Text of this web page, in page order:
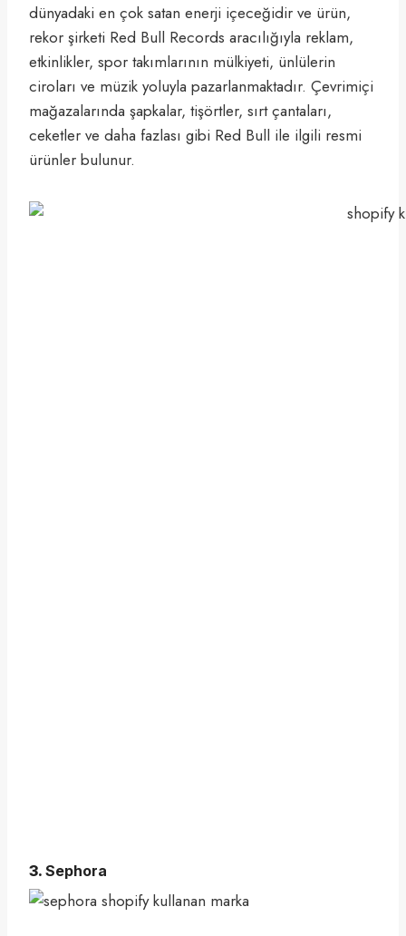
dünyadaki en çok satan enerji içeceğidir ve ürün,
rekor şirketi Red Bull Records aracılığıyla reklam,
etkinlikler, spor takımlarının mülkiyeti, ünlülerin
ciroları ve müzik yoluyla pazarlanmaktadır. Çevrimiçi
mağazalarında şapkalar, tişörtler, sırt çantaları,
ceketler ve daha fazlası gibi Red Bull ile ilgili resmi
ürünler bulunur.
3. Sephora